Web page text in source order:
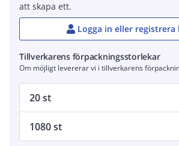
att skapa ett.
Logga in eller registrera
Tillverkarens förpackningsstorlekar
Om möjligt levererar vi i tillverkarens
20 st
1080 st